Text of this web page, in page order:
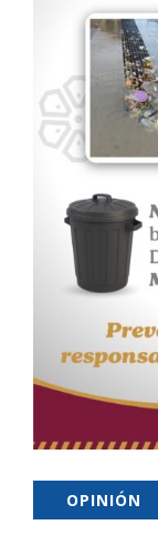
OPINIÓN